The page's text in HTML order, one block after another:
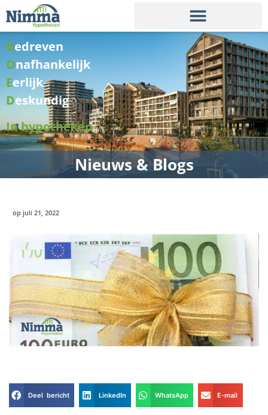
Gedreven
Onafhankelijk
Eerlijk
Deskundig
In hypotheken
Nieuws & Blogs
op juli 21, 2022
Deel bericht LinkedIn WhatsApp E-mail